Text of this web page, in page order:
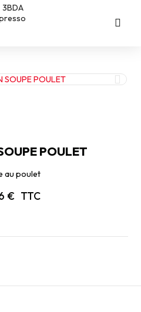
POULET
au poulet
€ TTC